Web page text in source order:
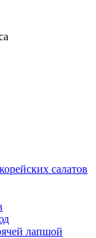
салатов
лапшой